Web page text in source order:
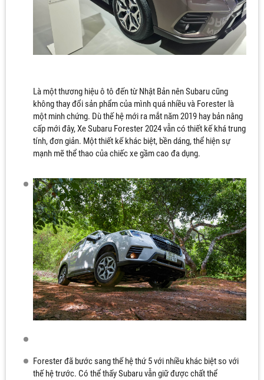
Là một thương hiệu ô tô đến từ Nhật Bản nên Subaru cũng
không thay đổi sản phẩm của mình quá nhiều và Forester là
một minh chứng. Dù thế hệ mới ra mắt năm 2019 hay bản nâng
cấp mới đây, Xe Subaru Forester 2024 vẫn có thiết kế khá trung
tính, đơn giản. Một thiết kế khác biệt, bền dáng, thể hiện sự
mạnh mẽ thể thao của chiếc xe gầm cao đa dụng.
Forester đã bước sang thế hệ thứ 5 với nhiều khác biệt so với
thế hệ trước. Có thể thấy Subaru vẫn giữ được chất thể